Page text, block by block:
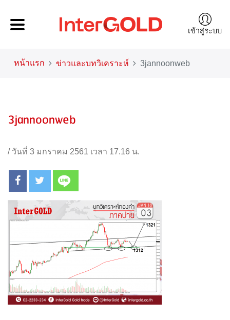
เข้าสู่ระบบ
หน้าแรก ข่าวและบทวิเคราะห์ 3jannoonweb
3jannoonweb
/ วันที่ 3 มกราคม 2561 เวลา 17.16 น.